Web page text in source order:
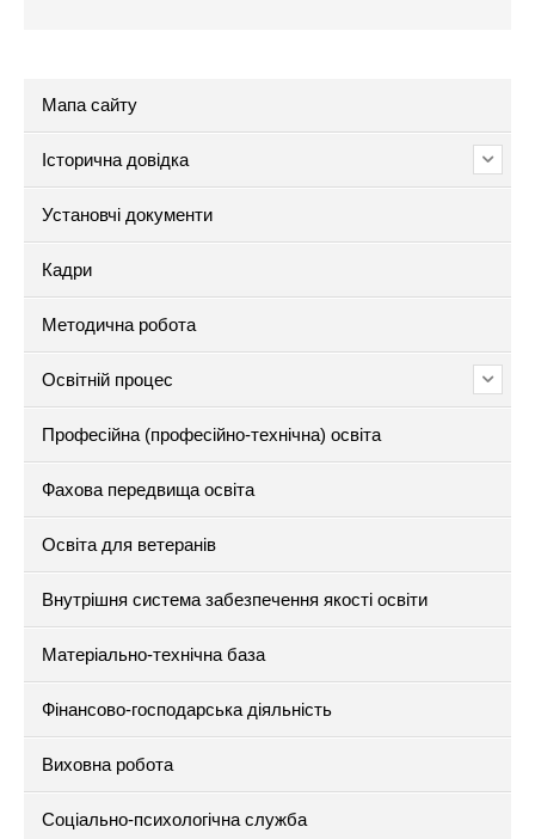
Мапа сайту
Історична довідка
Установчі документи
Кадри
Методична робота
Освітній процес
Професійна (професійно-технічна) освіта
Фахова передвища освіта
Освіта для ветеранів
Внутрішня система забезпечення якості освіти
Матеріально-технічна база
Фінансово-господарська діяльність
Виховна робота
Соціально-психологічна служба